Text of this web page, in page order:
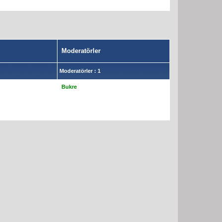
Moderatörler
Moderatörler : 1
Bukre